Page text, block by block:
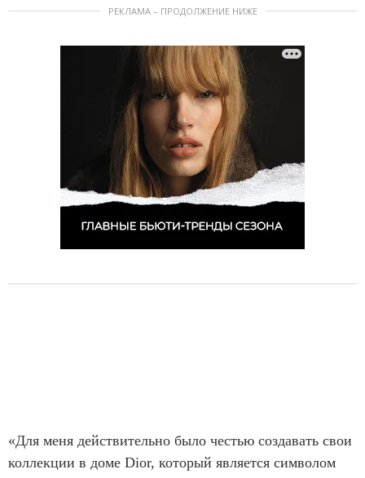
РЕКЛАМА – ПРОДОЛЖЕНИЕ НИЖЕ
«Для меня действительно было честью создавать свои
коллекции в доме Dior, который является символом